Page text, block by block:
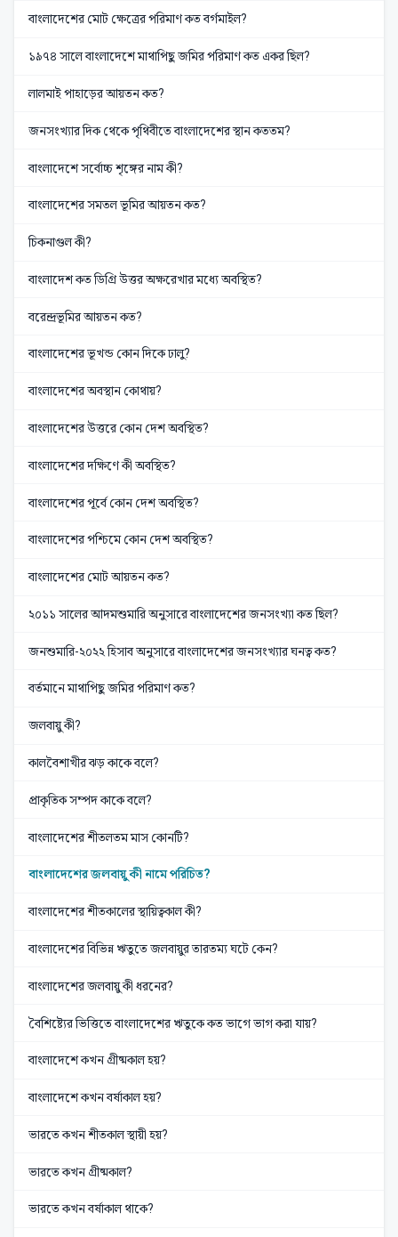
বাংলাদেশের মোট ক্ষেত্রের পরিমাণ কত বর্গমাইল?
১৯৭৪ সালে বাংলাদেশে মাথাপিছু জমির পরিমাণ কত একর ছিল?
লালমাই পাহাড়ের আয়তন কত?
জনসংখ্যার দিক থেকে পৃথিবীতে বাংলাদেশের স্থান কততম?
বাংলাদেশে সর্বোচ্চ শৃঙ্গের নাম কী?
বাংলাদেশের সমতল ভূমির আয়তন কত?
চিকনাগুল কী?
বাংলাদেশ কত ডিগ্রি উত্তর অক্ষরেখার মধ্যে অবস্থিত?
বরেন্দ্রভূমির আয়তন কত?
বাংলাদেশের ভূখন্ড কোন দিকে ঢালু?
বাংলাদেশের অবস্থান কোথায়?
বাংলাদেশের উত্তরে কোন দেশ অবস্থিত?
বাংলাদেশের দক্ষিণে কী অবস্থিত?
বাংলাদেশের পূর্বে কোন দেশ অবস্থিত?
বাংলাদেশের পশ্চিমে কোন দেশ অবস্থিত?
বাংলাদেশের মোট আয়তন কত?
২০১১ সালের আদমশুমারি অনুসারে বাংলাদেশের জনসংখ্যা কত ছিল?
জনশুমারি-২০২২ হিসাব অনুসারে বাংলাদেশের জনসংখ্যার ঘনত্ব কত?
বর্তমানে মাথাপিছু জমির পরিমাণ কত?
জলবায়ু কী?
কালবৈশাখীর ঝড় কাকে বলে?
প্রাকৃতিক সম্পদ কাকে বলে?
বাংলাদেশের শীতলতম মাস কোনটি?
বাংলাদেশের জলবায়ু কী নামে পরিচিত?
বাংলাদেশের শীতকালের স্থায়িত্বকাল কী?
বাংলাদেশের বিভিন্ন ঋতুতে জলবায়ুর তারতম্য ঘটে কেন?
বাংলাদেশের জলবায়ু কী ধরনের?
বৈশিষ্ট্যের ভিত্তিতে বাংলাদেশের ঋতুকে কত ভাগে ভাগ করা যায়?
বাংলাদেশে কখন গ্রীষ্মকাল হয়?
বাংলাদেশে কখন বর্ষাকাল হয়?
ভারতে কখন শীতকাল স্থায়ী হয়?
ভারতে কখন গ্রীষ্মকাল?
ভারতে কখন বর্ষাকাল থাকে?